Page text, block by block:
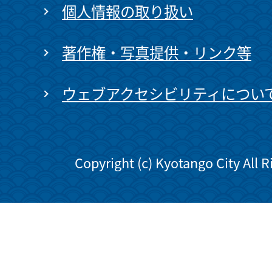
個人情報の取り扱い
著作権・写真提供・リンク等
ウェブアクセシビリティについ
Copyright (c) Kyotango City All